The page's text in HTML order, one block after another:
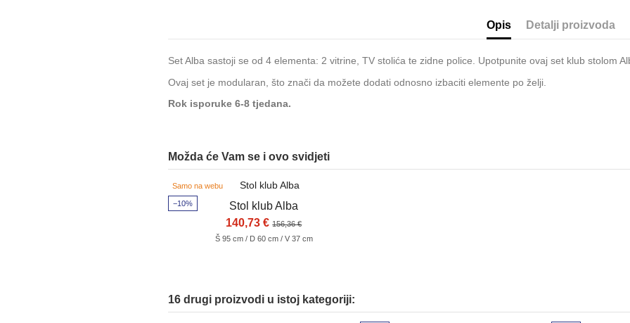
Opis Detalji proizvoda
Set Alba sastoji se od 4 elementa: 2 vitrine, TV stolića te zidne police. Upotpunite ovaj set klub stolom
Ovaj set je modularan, što znači da možete dodati odnosno izbaciti elemente po želji.
Rok isporuke 6-8 tjedana.
Možda će Vam se i ovo svidjeti
Samo na webu
−10%
Stol klub Alba
140,73 €156,36 €
Š 95 cm / D 60 cm / V 37 cm
16 drugi proizvodi u istoj kategoriji: